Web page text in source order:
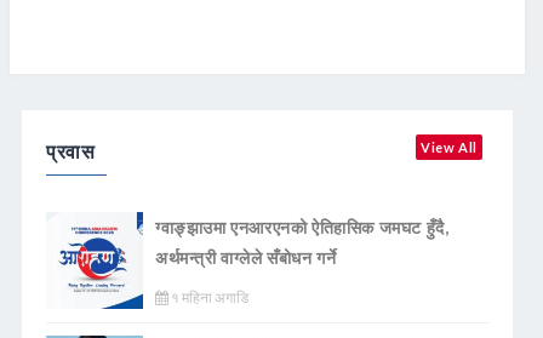
प्रवास View All
ग्वाङ्झाउमा एनआरएनको ऐतिहासिक जमघट हुँदै,
अर्थमन्त्री वाग्लेले सँबोधन गर्ने
१ महिना अगाडि